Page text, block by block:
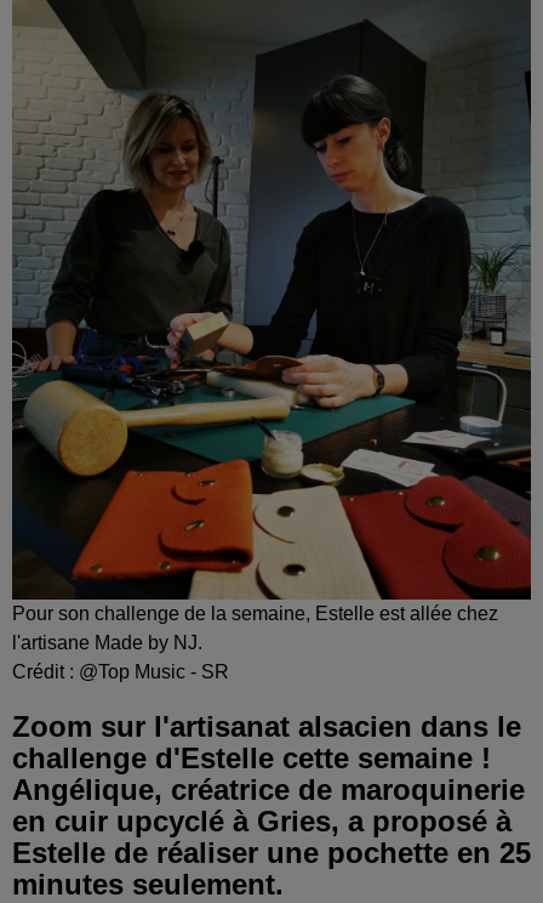
Pour son challenge de la semaine, Estelle est allée chez
l'artisane Made by NJ.
Crédit : @Top Music - SR
Zoom sur l'artisanat alsacien dans le
challenge d'Estelle cette semaine !
Angélique, créatrice de maroquinerie
en cuir upcyclé à Gries, a proposé à
Estelle de réaliser une pochette en 25
minutes seulement.